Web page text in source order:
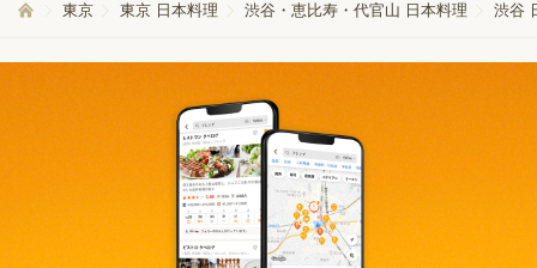
東京 東京 日本料理 渋谷・恵比寿・代官山 日本料理 渋谷